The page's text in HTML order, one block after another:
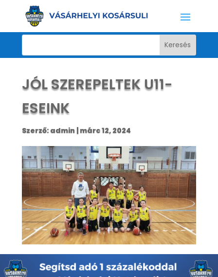
JÓL SZEREPELTEK U11-
ESEINK
Szerző: admin | márc 12, 2024